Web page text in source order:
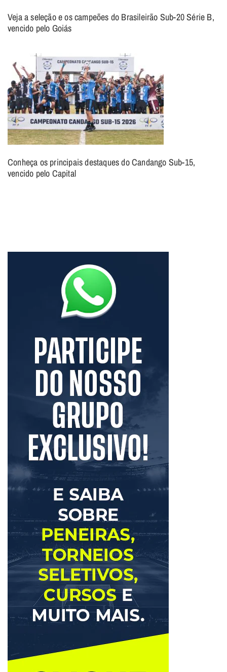
Veja a seleção e os campeões do Brasileirão Sub-20 Série B,
vencido pelo Goiás
Conheça os principais destaques do Candango Sub-15,
vencido pelo Capital